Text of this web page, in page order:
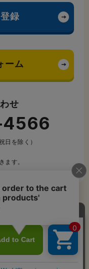
録
ーム
せ
日を除く）
ます。
Rights Reserved.